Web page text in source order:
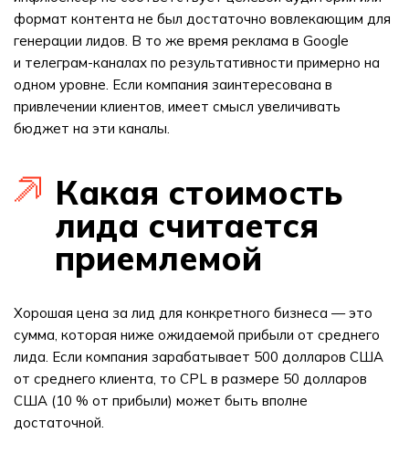
формат контента не был достаточно вовлекающим для
генерации лидов. В то же время реклама в Google
и телеграм-каналах по результативности примерно на
одном уровне. Если компания заинтересована в
привлечении клиентов, имеет смысл увеличивать
бюджет на эти каналы.
Какая стоимость
лида считается
приемлемой
Хорошая цена за лид для конкретного бизнеса — это
сумма, которая ниже ожидаемой прибыли от среднего
лида. Если компания зарабатывает 500 долларов США
от среднего клиента, то CPL в размере 50 долларов
США (10 % от прибыли) может быть вполне
достаточной.